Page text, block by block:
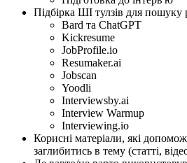
Підбірка ШІ тулзів для пошуку
Bard та ChatGPT
Kickresume
JobProfile.io
Resumaker.ai
Jobscan
Yoodli
Interviewsby.ai
Interview Warmup
Interviewing.io
Корисні матеріали, які
заглибитись в тему (статті,